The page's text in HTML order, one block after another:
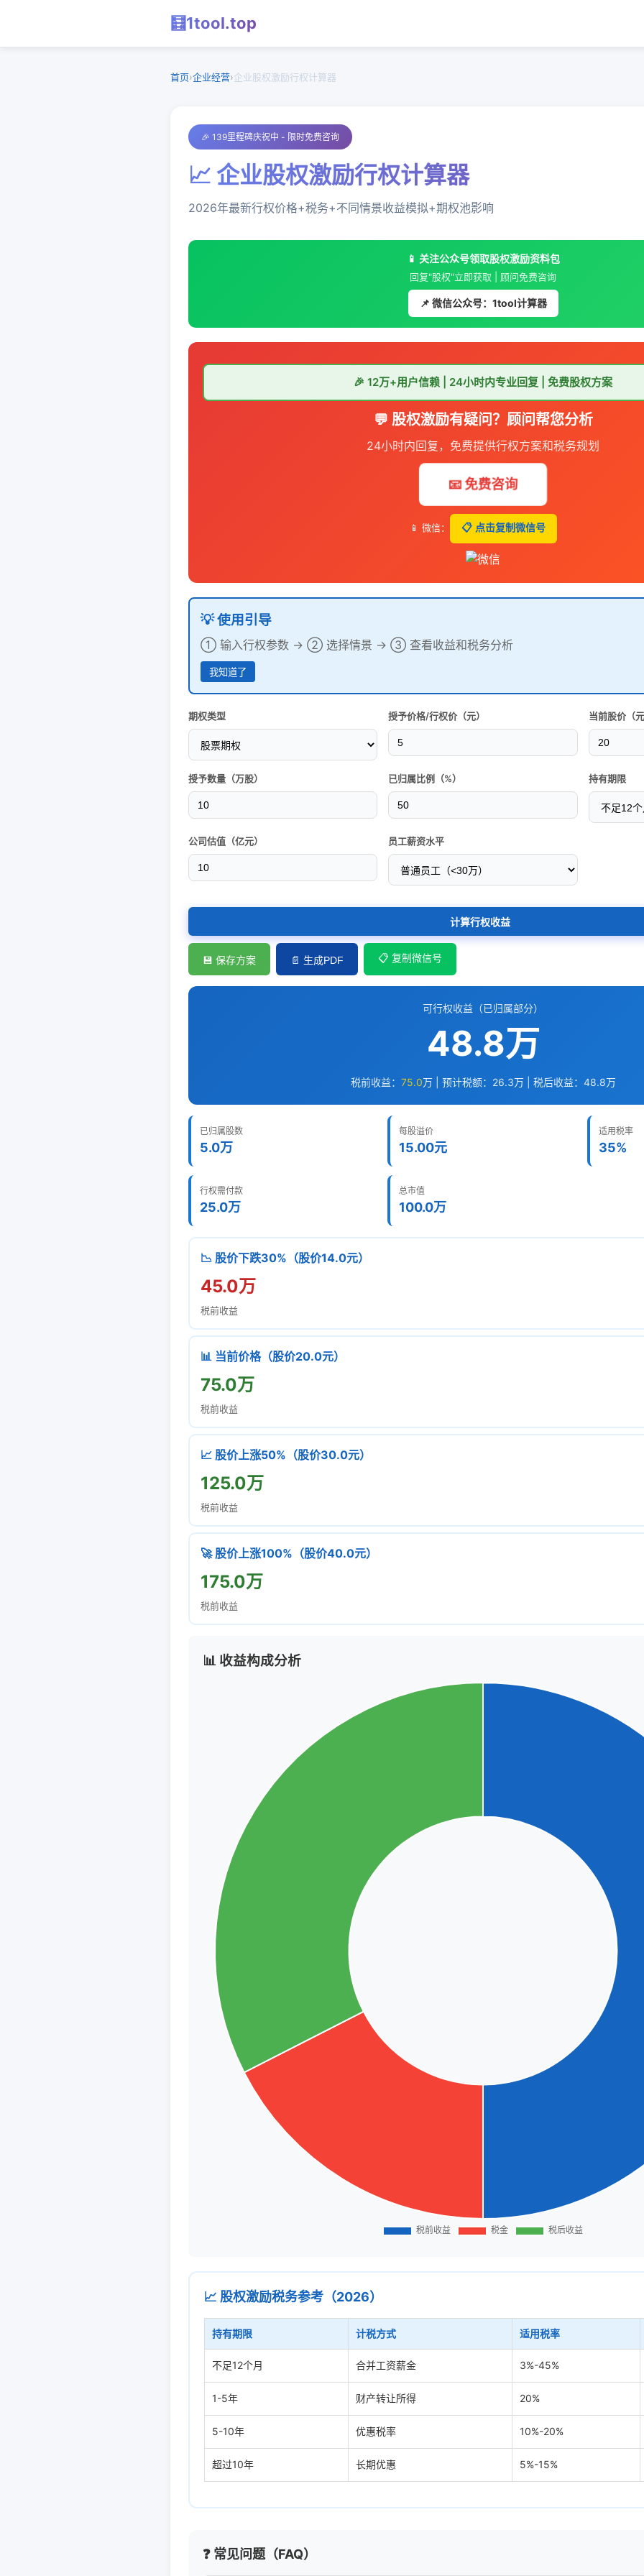
🧮1tool.top
首页›企业经营›企业股权激励行权计算器
🎉 139里程碑庆祝中 - 限时免费咨询
📈 企业股权激励行权计算器
2026年最新行权价格+税务+不同情景收益模拟+期权池影响
📱 关注公众号领取股权激励资料包
回复"股权"立即获取 | 顾问免费咨询
📌 微信公众号：1tool计算器
🎉 12万+用户信赖 | 24小时内专业回复 | 免费股权方案
💬 股权激励有疑问？顾问帮您分析
24小时内回复，免费提供行权方案和税务规划
📧 免费咨询
📱 微信： 📋 点击复制微信号
💡 使用引导
① 输入行权参数 → ② 选择情景 → ③ 查看收益和税务分析
我知道了
期权类型 授予价格/行权价（元） 当前股价（
授予数量（万股） 已归属比例（%） 持有期限
公司估值（亿元） 员工薪资水平
计算行权收益
💾 保存方案 📄 生成PDF 📋 复制微信号
可行权收益（已归属部分）
48.8万
税前收益： 75.0万 | 预计税额： 26.3万 | 税后收益： 48.8万
已归属股数
5.0万
每股溢价
15.00元
适用税率
35%
行权需付款
25.0万
总市值
100.0万
📉 股价下跌30%（股价14.0元）
45.0万
税前收益
📊 当前价格（股价20.0元）
75.0万
税前收益
📈 股价上涨50%（股价30.0元）
125.0万
税前收益
🚀 股价上涨100%（股价40.0元）
175.0万
税前收益
📊 收益构成分析
📈 股权激励税务参考（2026）
持有期限 计税方式 适用税率
不足12个月 合并工资薪金 3%-45%
1-5年 财产转让所得 20%
5-10年 优惠税率 10%-20%
超过10年 长期优惠 5%-15%
❓ 常见问题（FAQ）